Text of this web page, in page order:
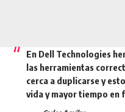
En Dell Technologies
las herramientas
cerca a duplicarse y
vida y mayor tiempo en